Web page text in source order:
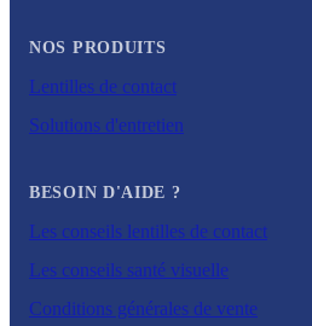
NOS PRODUITS
Lentilles de contact
Solutions d'entretien
BESOIN D'AIDE ?
Les conseils lentilles de contact
Les conseils santé visuelle
Conditions générales de vente